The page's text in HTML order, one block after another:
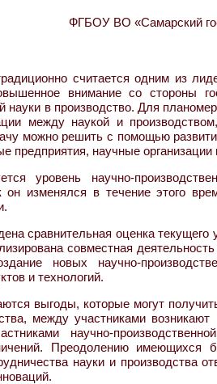
ФГБОУ ВО «Самарский
считается одним из
внимание со стороны
науки в производство. Для
между наукой и
можно решить с помощью
предприятия, научные
уровень научно-
он изменялся в течение этого
сравнительная оценка
совместная
новых научно-
и технологий.
выгоды, которые могут
между участниками
научно-
Преодолению имеющихся
науки и производства